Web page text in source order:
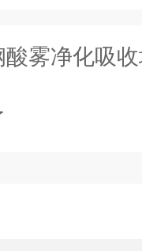
酸雾净化吸